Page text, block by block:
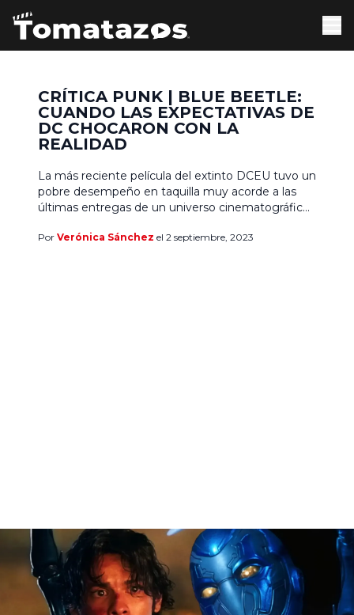
CRÍTICA PUNK | BLUE BEETLE:
CUANDO LAS EXPECTATIVAS DE
DC CHOCARON CON LA
REALIDAD
La más reciente película del extinto DCEU tuvo un
pobre desempeño en taquilla muy acorde a las
últimas entregas de un universo cinematográfico
propios errores garrafales. A pesar de recibir
Por Verónica Sánchez el 2 septiembre, 2023